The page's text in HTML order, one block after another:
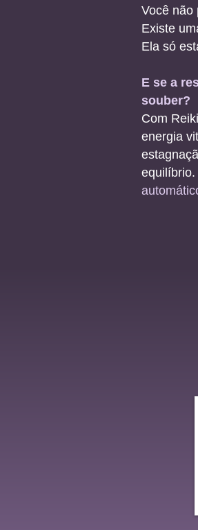
Você não
Existe
Ela só
E se a
souber?
Com
energia
equilíbrio.